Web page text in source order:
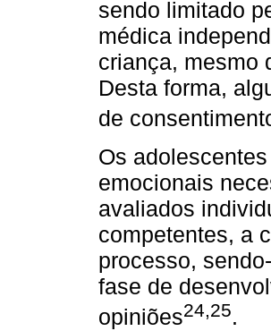
sendo limitado
médica
criança, mesmo
Desta forma,
de
Os
emocionais
avaliados
competentes, a
processo,
fase de
opiniões24,25.